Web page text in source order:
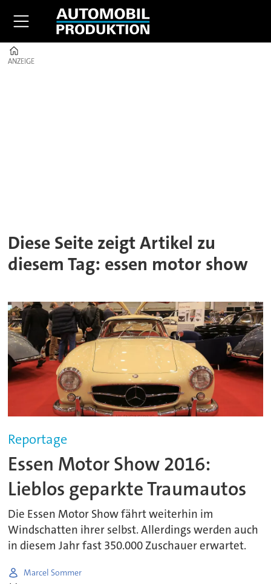
ANZEIGE
ANZEIGE
Diese Seite zeigt Artikel zu
diesem Tag: essen motor show
Reportage
Essen Motor Show 2016:
Lieblos geparkte Traumautos
Die Essen Motor Show fährt weiterhin im
Windschatten ihrer selbst. Allerdings werden auch
in diesem Jahr fast 350.000 Zuschauer erwartet.
Marcel Sommer